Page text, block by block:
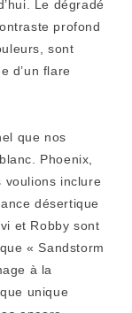
Le dégradé
profond
sont
d’un flare
que nos
Phoenix,
voulions inclure
désertique
et Robby sont
« Sandstorm
à la
unique